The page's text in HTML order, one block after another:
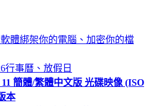
體綁架你的電腦、加密你的檔
行事曆、放假日
簡體/繁體中文版 光碟映像 (ISO
本